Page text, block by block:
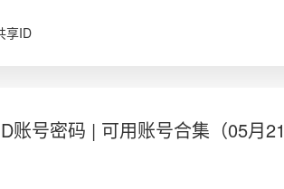
享ID
号密码 | 可用账号合集（05月21